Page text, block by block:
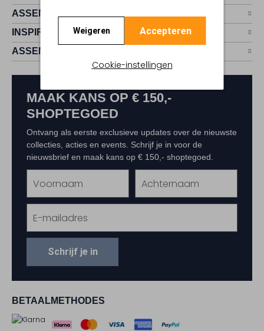
Weigeren Accepteren
Cookie-instellingen
ASSEMVIP
INSPIRATIE
ASSEM
BETAALMETHODES
MAAK KANS OP € 150,-
SHOPTEGOED
Ontvang als eerste exclusieve updates over de nieuwste
collecties, acties en events. Schrijf je in voor de
nieuwsbrief en maak kans op € 150,- shoptegoed.
Schrijf je in